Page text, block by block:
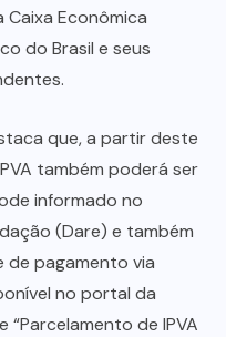
Econômica
do Brasil e seus
que, a partir deste
também poderá ser
informado no
(Dare) e também
de pagamento via
no portal da
de IPVA